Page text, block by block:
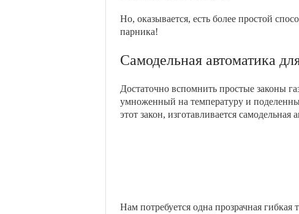
Но, оказывается, есть более простой
парника!
Самодельная автоматика
Достаточно вспомнить простые законы
умноженный на температуру и
этот закон, изготавливается самодельная
Нам потребуется одна прозрачная